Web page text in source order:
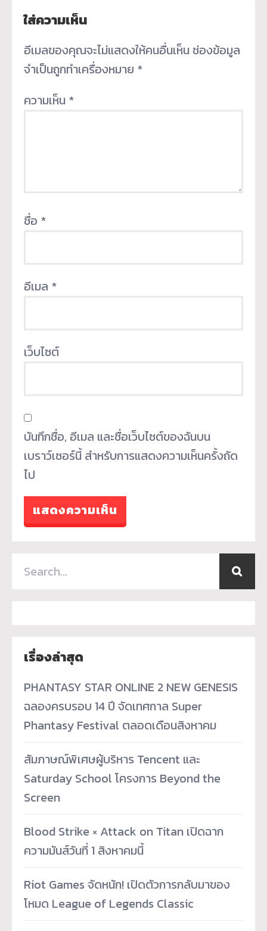
ใส่ความเห็น
อีเมลของคุณจะไม่แสดงให้คนอื่นเห็น ช่องข้อมูล
จำเป็นถูกทำเครื่องหมาย *
ความเห็น *
ชื่อ *
อีเมล *
เว็บไซต์
บันทึกชื่อ, อีเมล และชื่อเว็บไซต์ของฉันบน
เบราว์เซอร์นี้ สำหรับการแสดงความเห็นครั้งถัด
ไป
เรื่องล่าสุด
PHANTASY STAR ONLINE 2 NEW GENESIS
ฉลองครบรอบ 14 ปี จัดเทศกาล Super
Phantasy Festival ตลอดเดือนสิงหาคม
สัมภาษณ์พิเศษผู้บริหาร Tencent และ
Saturday School โครงการ Beyond the
Screen
Blood Strike × Attack on Titan เปิดฉาก
ความมันส์วันที่ 1 สิงหาคมนี้
Riot Games จัดหนัก! เปิดตัวการกลับมาของ
โหมด League of Legends Classic